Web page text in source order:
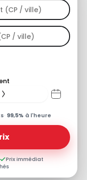
· 99,5% à l'heure
Prix immédiat